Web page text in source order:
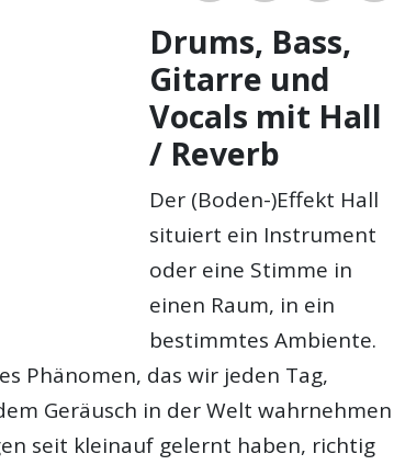
Drums, Bass,
Gitarre und
Vocals mit Hall
/ Reverb
Der (Boden-)Effekt Hall
situiert ein Instrument
oder eine Stimme in
einen Raum, in ein
bestimmtes Ambiente.
Phänomen, das wir jeden Tag,
Geräusch in der Welt wahrnehmen
seit kleinauf gelernt haben, richtig